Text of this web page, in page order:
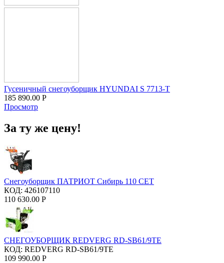
Гусеничный снегоуборщик HYUNDAI S 7713-T
185 890.00 Р
Просмотр
За ту же цену!
Снегоуборщик ПАТРИОТ Сибирь 110 CЕT
КОД: 426107110
110 630.00 Р
СНЕГОУБОРЩИК REDVERG RD-SB61/9TE
КОД: REDVERG RD-SB61/9TE
109 990.00 Р